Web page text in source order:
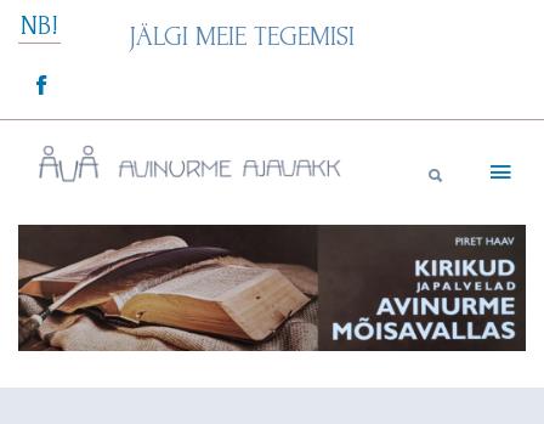
Skip
NB! JÄLGI MEIE TEGEMISI
Avinurme Ajavakk